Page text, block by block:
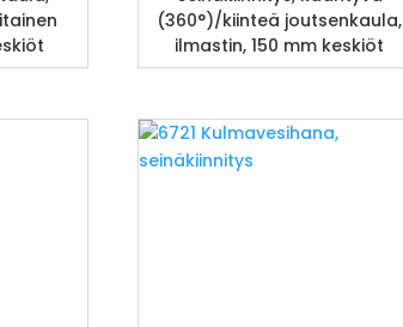
(360°)/kiinteä joutsenkaula,
ilmastin, 150 mm keskiöt